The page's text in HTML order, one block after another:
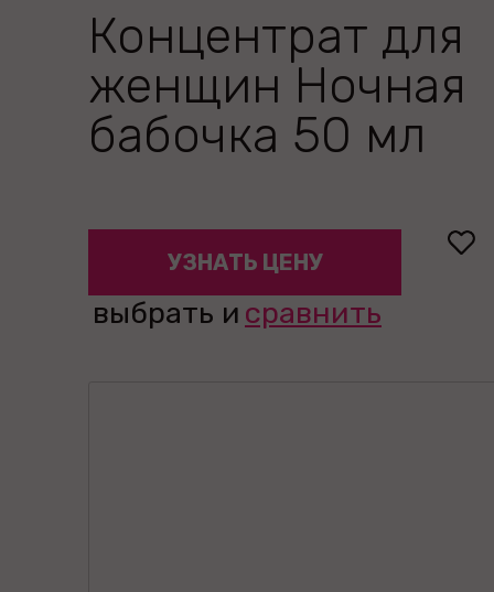
Концентрат для
женщин Ночная
бабочка 50 мл
УЗНАТЬ ЦЕНУ
выбрать и сравнить